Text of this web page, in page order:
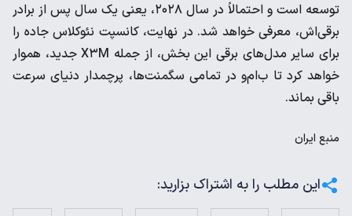
توسعه است و احتمالاً در سال ۲۰۲۸، یعنی یک سال پس از برادر
برقی‌اش، معرفی خواهد شد. در نهایت، کانسپت نئوکلاس جاده را
برای سایر مدل‌های برقی این بخش، از جمله X۳M جدید، هموار
خواهد کرد تا ب‌ام‌و در تمامی سگمنت‌ها، پرچمدار دنیای سرعت
باقی بماند.
منبع ایران
این مطلب را به اشتراک بزارید: